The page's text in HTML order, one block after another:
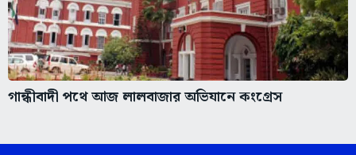
গান্ধীবাদী পথে আজ লালবাজার অভিযানে কংগ্রেস